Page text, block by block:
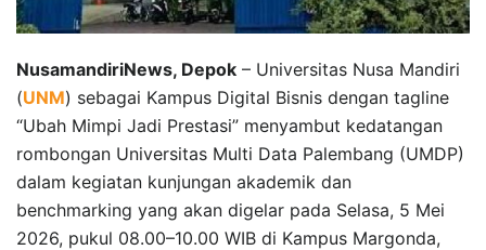
NusamandiriNews, Depok – Universitas Nusa Mandiri
(UNM) sebagai Kampus Digital Bisnis dengan tagline
“Ubah Mimpi Jadi Prestasi” menyambut kedatangan
rombongan Universitas Multi Data Palembang (UMDP)
dalam kegiatan kunjungan akademik dan
benchmarking yang akan digelar pada Selasa, 5 Mei
2026, pukul 08.00–10.00 WIB di Kampus Margonda,